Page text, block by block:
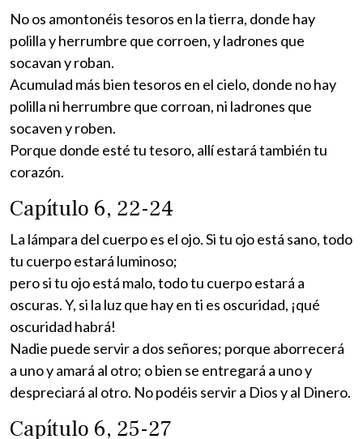
No os amontonéis tesoros en la tierra, donde hay
polilla y herrumbre que corroen, y ladrones que
socavan y roban.
Acumulad más bien tesoros en el cielo, donde no hay
polilla ni herrumbre que corroan, ni ladrones que
socaven y roben.
Porque donde esté tu tesoro, allí estará también tu
corazón.
Capítulo 6, 22-24
La lámpara del cuerpo es el ojo. Si tu ojo está sano, todo
tu cuerpo estará luminoso;
pero si tu ojo está malo, todo tu cuerpo estará a
oscuras. Y, si la luz que hay en ti es oscuridad, ¡qué
oscuridad habrá!
Nadie puede servir a dos señores; porque aborrecerá
a uno y amará al otro; o bien se entregará a uno y
despreciará al otro. No podéis servir a Dios y al Dinero.
Capítulo 6, 25-27